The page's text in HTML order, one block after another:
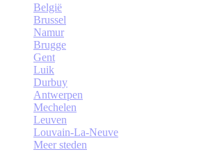
België
Brussel
Namur
Brugge
Gent
Luik
Durbuy
Antwerpen
Mechelen
Leuven
Louvain-La-Neuve
Meer steden